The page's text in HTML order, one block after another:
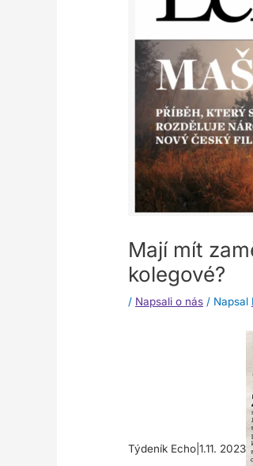
Mají mít
kolegové?
/ Napsali o nás / Napsal
Týdeník Echo|1.11. 2023